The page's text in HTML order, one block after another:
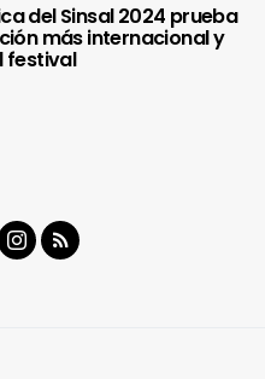
del Sinsal 2024 prueba
más internacional y
festival